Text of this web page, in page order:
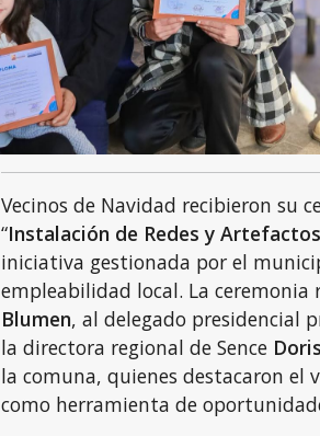
Vecinos de Navidad recibieron su
“Instalación de Redes y
iniciativa gestionada por el
empleabilidad local. La ceremonia
Blumen, al delegado presidencial
la directora regional de Sence
la comuna, quienes destacaron el
como herramienta de